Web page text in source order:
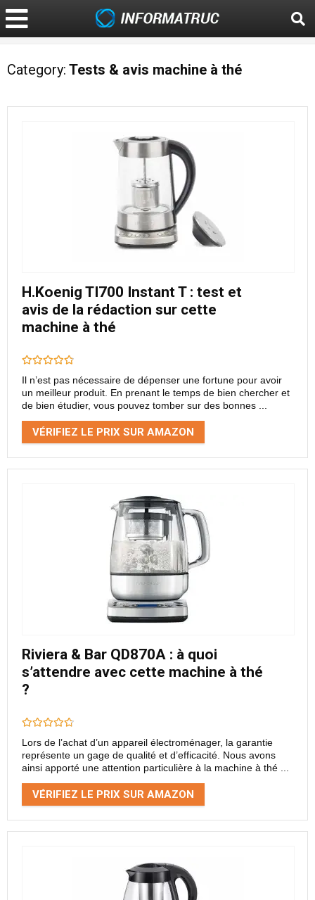
Category: Tests & avis machine à thé
H.Koenig TI700 Instant T : test et
avis de la rédaction sur cette
machine à thé
Il n’est pas nécessaire de dépenser une fortune pour avoir
un meilleur produit. En prenant le temps de bien chercher et
de bien étudier, vous pouvez tomber sur des bonnes ...
VÉRIFIEZ LE PRIX SUR AMAZON
Riviera & Bar QD870A : à quoi
s’attendre avec cette machine à thé
?
Lors de l’achat d’un appareil électroménager, la garantie
représente un gage de qualité et d’efficacité. Nous avons
ainsi apporté une attention particulière à la machine à thé ...
VÉRIFIEZ LE PRIX SUR AMAZON